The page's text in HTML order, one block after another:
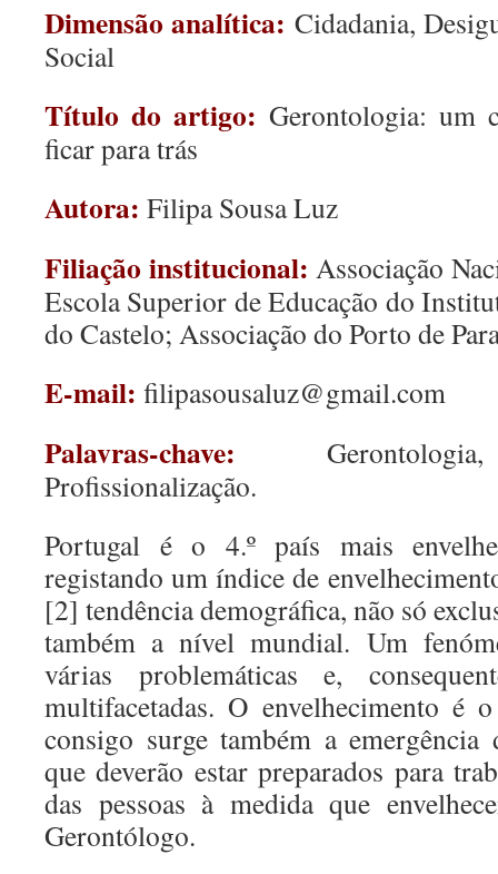
Dimensão analítica: Cidadania,
Social
Título do artigo: Gerontologia: um
ficar para trás
Autora: Filipa Sousa Luz
Filiação institucional: Associação
Escola Superior de Educação do
do Castelo; Associação do Porto de
E-mail: filipasousaluz@gmail.com
Palavras-chave:
Profissionalização.
Portugal é o 4.º país mais
registando um índice de
[2] tendência demográfica, não só
também a nível mundial. Um
várias problemáticas e,
multifacetadas. O envelhecimento é
consigo surge também a emergência
que deverão estar preparados para
das pessoas à medida que
Gerontólogo.